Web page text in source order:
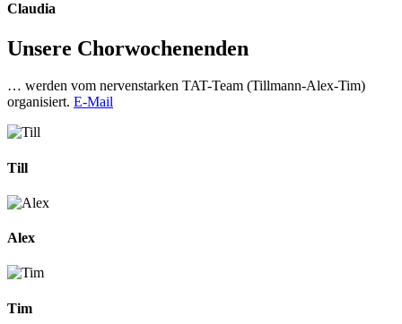
Claudia
Unsere Chorwochenenden
… werden vom nervenstarken TAT-Team (Tillmann-Alex-Tim)
organisiert. E-Mail
Till
Alex
Tim